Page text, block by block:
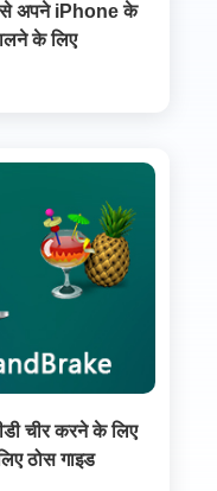
अपने iPhone के
के लिए
चीर करने के लिए
ठोस गाइड